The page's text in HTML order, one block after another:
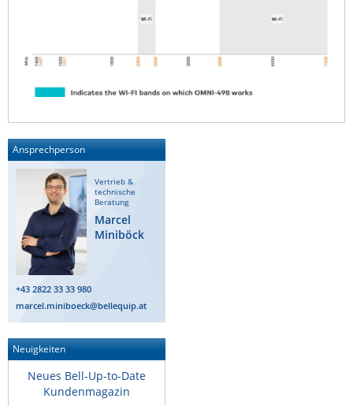
Ansprechperson
Vertrieb &
technische
Beratung
Marcel
Miniböck
+43 2822 33 33 980
marcel.miniboeck@bellequip.at
Neuigkeiten
Neues Bell-Up-to-Date
Kundenmagazin